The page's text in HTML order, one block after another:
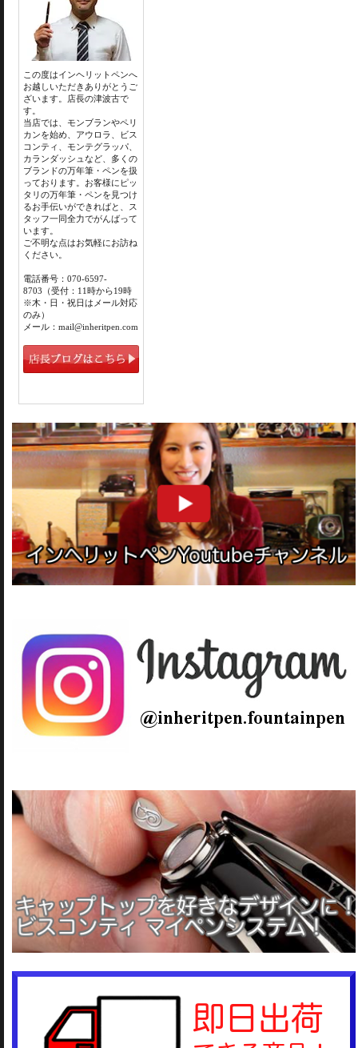
この度はインヘリットペンへ
お越しいただきありがとうご
ざいます。店長の津波古で
す。
当店では、モンブランやペリ
カンを始め、アウロラ、ビス
コンティ、モンテグラッパ、
カランダッシュなど、多くの
ブランドの万年筆・ペンを扱
っております。お客様にピッ
タリの万年筆・ペンを見つけ
るお手伝いができればと、ス
タッフ一同全力でがんばって
います。
ご不明な点はお気軽にお訪ね
ください。
電話番号：070-6597-
8703（受付：11時から19時
※木・日・祝日はメール対応
のみ）
メール：mail@inheritpen.com